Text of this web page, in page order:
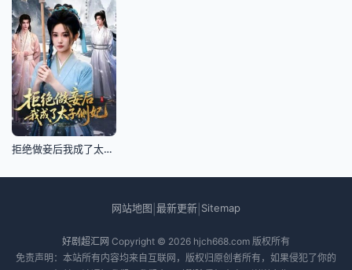
拒绝做妾后我成了太子侧妃
网站地图 最新更新 Sitemap
好剧超汇网 Copyright © 2026 hjch668.com 版权所有
免责声明：本站所有内容均来自互联网，版权归原创者所有，如果侵犯了你的